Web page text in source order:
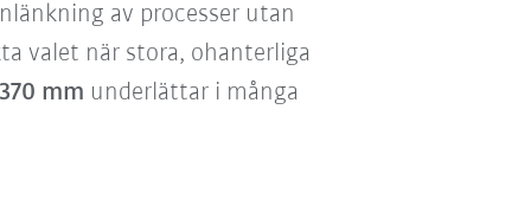
av processer utan
valet när stora, ohanterliga
mm underlättar i många